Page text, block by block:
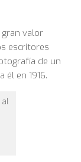
valor
escritores
de un
él en 1916.